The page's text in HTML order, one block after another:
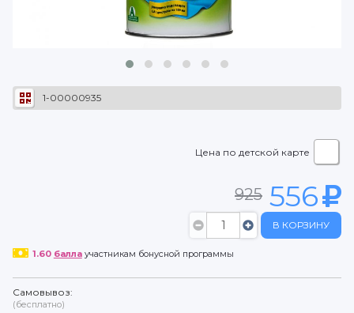
1-00000935
Цена по детской карте
925 556
В КОРЗИНУ
1.60 баллаучастникам бонусной программы
Самовывоз:
(бесплатно)